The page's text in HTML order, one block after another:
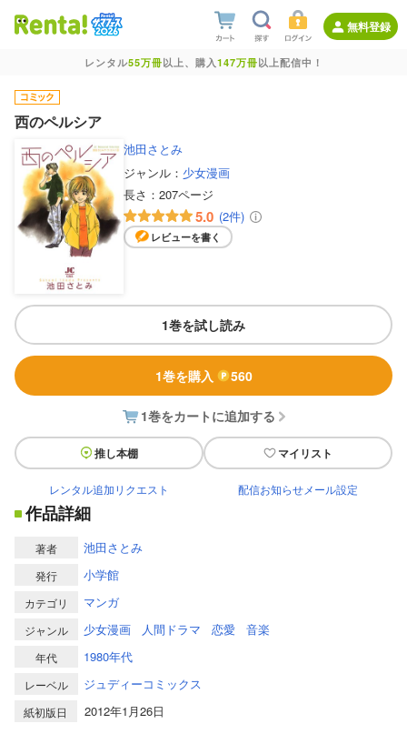
無料登録
レンタル55万冊以上、購入147万冊以上配信中！
西のペルシア
池田さとみ
ジャンル： 少女漫画
長さ： 207ページ
5.0 (2件)
レビューを書く
1巻を試し読み
1巻を購入 560
1巻をカートに追加する
推し本棚 マイリスト
レンタル追加リクエスト 配信お知らせメール設定
作品詳細
著者 池田さとみ
発行 小学館
カテゴリ マンガ
ジャンル 少女漫画 人間ドラマ 恋愛 音楽
年代 1980年代
レーベル ジュディーコミックス
紙初版日
2012年1月26日